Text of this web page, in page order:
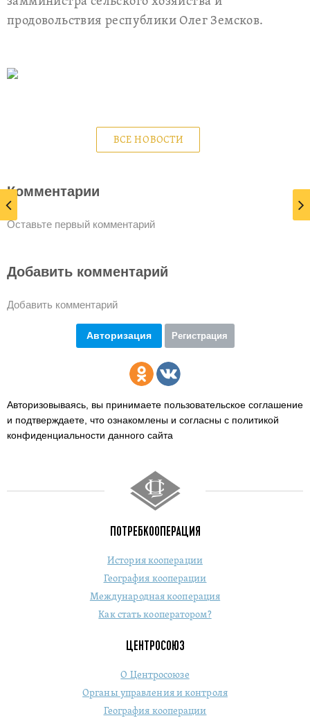
продовольствия республики Олег Земсков.
ВСЕ НОВОСТИ
Комментарии
Оставьте первый комментарий
Добавить комментарий
Добавить комментарий
Авторизация Регистрация
Авторизовываясь, вы принимаете пользовательское соглашение
и подтверждаете, что ознакомлены и согласны с политикой
конфиденциальности данного сайта
ПОТРЕБКООПЕРАЦИЯ
История кооперации
География кооперации
Международная кооперация
Как стать кооператором?
ЦЕНТРОСОЮЗ
О Центросоюзе
Органы управления и контроля
География кооперации